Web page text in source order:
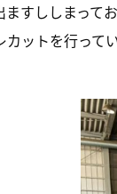
すししまって
ットを行ってい